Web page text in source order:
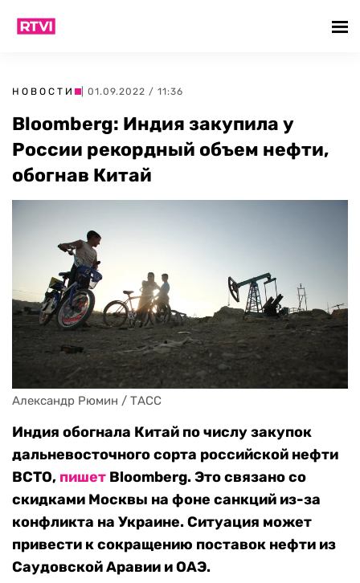
НОВОСТИ | 01.09.2022 / 11:36
Bloomberg: Индия закупила у
России рекордный объем нефти,
обогнав Китай
Александр Рюмин / ТАСС
Индия обогнала Китай по числу закупок
дальневосточного сорта российской нефти
ВСТО, пишет Bloomberg. Это связано со
скидками Москвы на фоне санкций из-за
конфликта на Украине. Ситуация может
привести к сокращению поставок нефти из
Саудовской Аравии и ОАЭ.